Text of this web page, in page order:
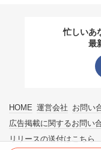
忙しいあ
最
HOME 運営会社 お問い
広告掲載に関するお問い
リリースの送付はこちら